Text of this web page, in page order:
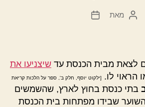
המחבר
מאת
תאריך
לצאת מבית הכנסת עד שיצניעו את
הראוי לו. [ילקוט יוסף, חלק ב', ספר על הלכות קריאת
בתי כנסת בחוץ לארץ, שהשמשים
שבידו מפתחות בית הכנסת